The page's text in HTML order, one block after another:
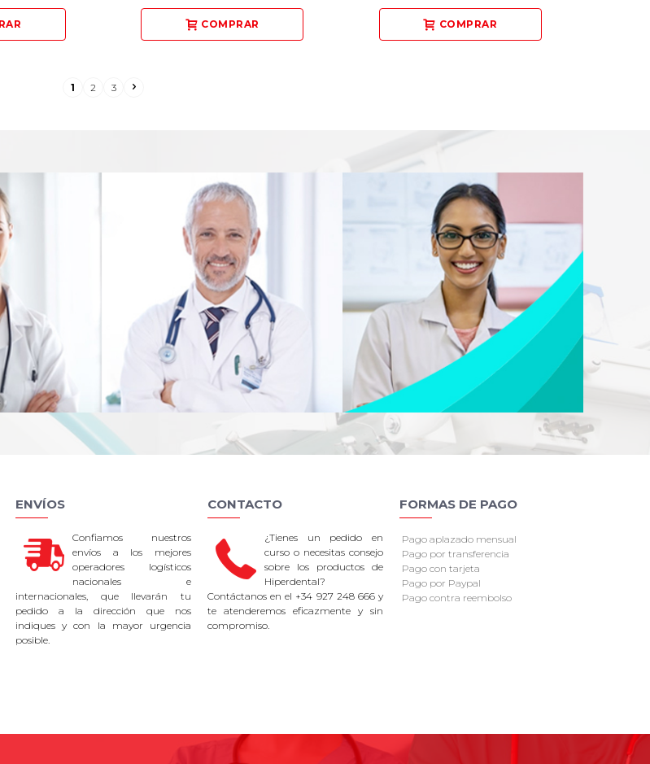
1 2 3
ENVÍOS
Confiamos nuestros
envíos a los mejores
operadores logísticos
nacionales e
internacionales, que llevarán tu
pedido a la dirección que nos
indiques y con la mayor urgencia
posible.
CONTACTO
¿Tienes un pedido en
curso o necesitas consejo
sobre los productos de
Hiperdental?
Contáctanos en el +34 927 248 666 y
te atenderemos eficazmente y sin
compromiso.
FORMAS DE PAGO
Pago aplazado mensual
Pago por transferencia
Pago con tarjeta
Pago por Paypal
Pago contra reembolso